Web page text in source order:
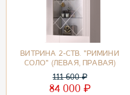
ВИТРИНА 2-СТВ. "РИМИНИ
СОЛО" (ЛЕВАЯ, ПРАВАЯ)
БЕЛЫЙ/ЗОЛОТО
111 600₽
84 000 ₽